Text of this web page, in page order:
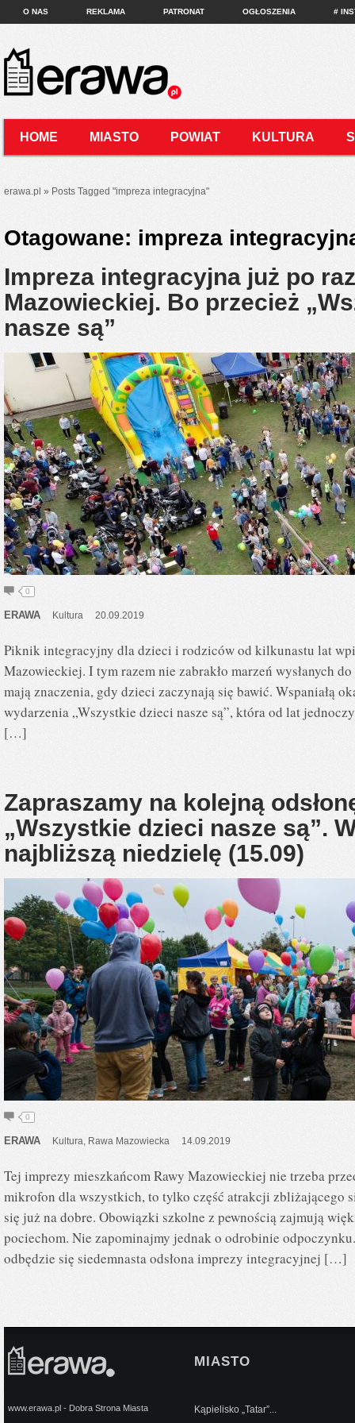
O NAS REKLAMA PATRONAT OGŁOSZENIA #
HOME MIASTO POWIAT KULTURA
erawa.pl » Posts Tagged "impreza integracyjna"
Otagowane: impreza
Impreza integracyjna już po
Mazowieckiej. Bo przecież
nasze są”
0
ERAWA Kultura 20.09.2019
Piknik integracyjny dla dzieci i rodziców od kilkunastu lat
Mazowieckiej. I tym razem nie zabrakło marzeń wysłanych
mają znaczenia, gdy dzieci zaczynają się bawić. Wspaniałą
wydarzenia „Wszystkie dzieci nasze są”, która od lat
[…]
Zapraszamy na kolejną
„Wszystkie dzieci nasze są”.
najbliższą niedzielę (15.09)
0
ERAWA Kultura Rawa Mazowiecka 14.09.2019
Tej imprezy mieszkańcom Rawy Mazowieckiej nie trzeba
mikrofon dla wszystkich, to tylko część atrakcji zbliżającego
się już na dobre. Obowiązki szkolne z pewnością zajmują
pociechom. Nie zapominajmy jednak o odrobinie
odbędzie się siedemnasta odsłona imprezy integracyjnej […]
www.erawa.pl - Dobra Strona Miasta
MIASTO
Kąpielisko „Tatar”...